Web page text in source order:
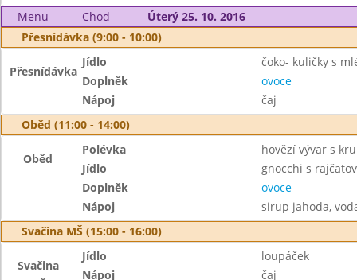
Menu
Chod
Úterý 25. 10. 2016
Přesnídávka (9:00 - 10:00)
Přesnídávka
Jídlo
čoko- kuličky s
Doplněk
ovoce
Nápoj
čaj
Oběd (11:00 - 14:00)
Oběd
Polévka
hovězí vývar s
Jídlo
gnocchi s
Doplněk
ovoce
Nápoj
sirup jahoda,
Svačina MŠ (15:00 - 16:00)
Svačina
Jídlo
loupáček
Nápoj
čaj